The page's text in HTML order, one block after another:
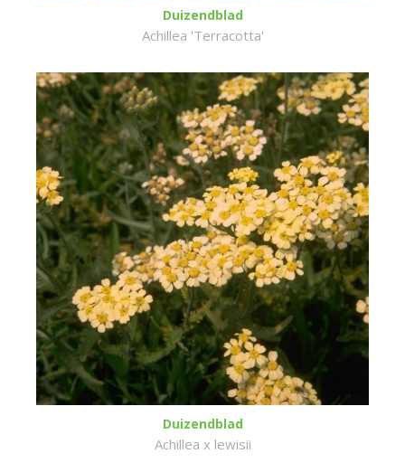
Duizendblad
Achillea 'Terracotta'
Duizendblad
Achillea x lewisii